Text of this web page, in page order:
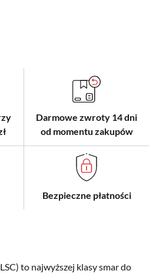
Darmowe zwroty 14 dni
od momentu zakupów
Bezpieczne płatności
to najwyższej klasy smar do